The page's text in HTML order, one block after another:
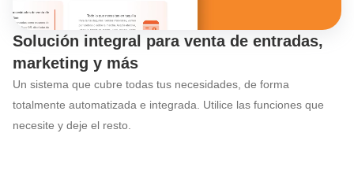
Solución integral para venta de entradas,
marketing y más
Un sistema que cubre todas tus necesidades, de forma
totalmente automatizada e integrada. Utilice las funciones que
necesite y deje el resto.